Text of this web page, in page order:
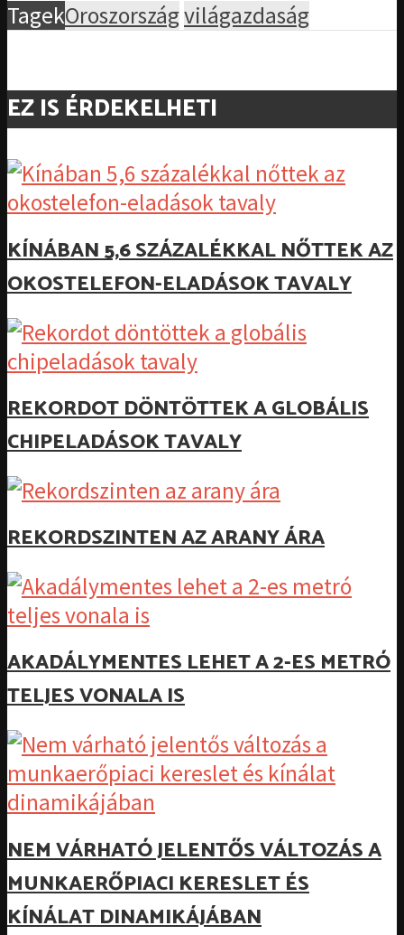
TagekOroszországvilágazdaság
EZ IS ÉRDEKELHETI
KÍNÁBAN 5,6 SZÁZALÉKKAL NŐTTEK AZ
OKOSTELEFON-ELADÁSOK TAVALY
REKORDOT DÖNTÖTTEK A GLOBÁLIS
CHIPELADÁSOK TAVALY
REKORDSZINTEN AZ ARANY ÁRA
AKADÁLYMENTES LEHET A 2-ES METRÓ
TELJES VONALA IS
NEM VÁRHATÓ JELENTŐS VÁLTOZÁS A
MUNKAERŐPIACI KERESLET ÉS
KÍNÁLAT DINAMIKÁJÁBAN